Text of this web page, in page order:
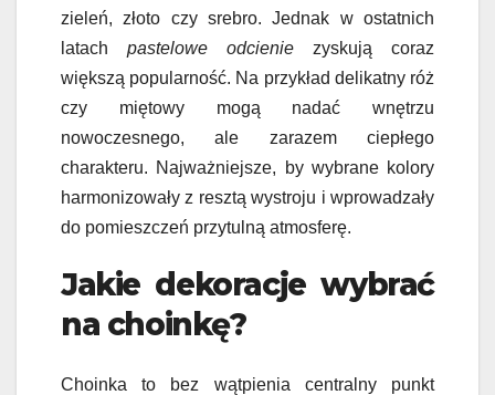
zieleń, złoto czy srebro. Jednak w ostatnich
latach pastelowe odcienie zyskują coraz
większą popularność. Na przykład delikatny róż
czy miętowy mogą nadać wnętrzu
nowoczesnego, ale zarazem ciepłego
charakteru. Najważniejsze, by wybrane kolory
harmonizowały z resztą wystroju i wprowadzały
do pomieszczeń przytulną atmosferę.
Jakie dekoracje wybrać
na choinkę?
Choinka to bez wątpienia centralny punkt